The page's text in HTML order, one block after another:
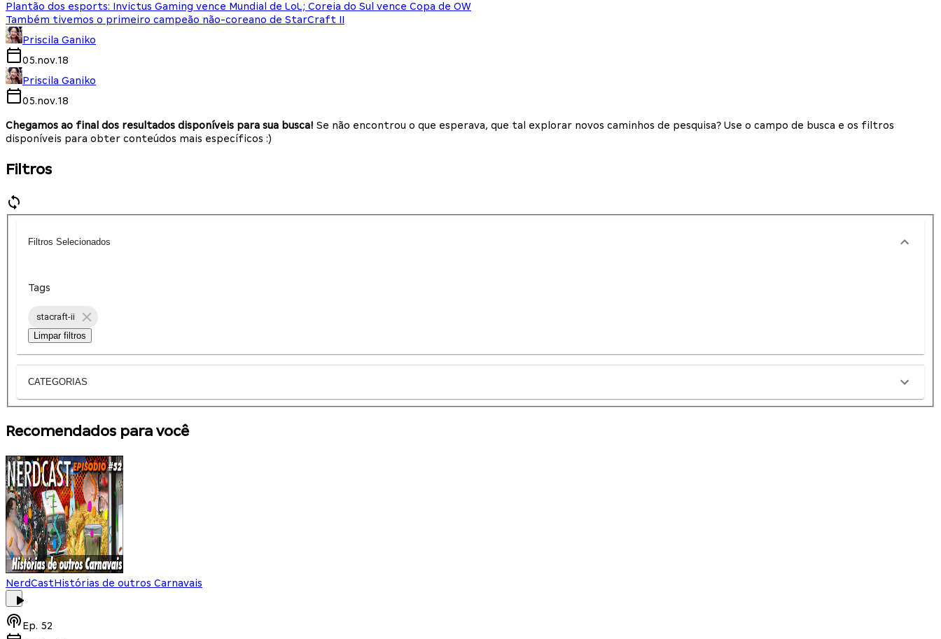
Plantão dos esports: Invictus Gaming vence Mundial de LoL; Coreia do Sul vence Copa de OW
Também tivemos o primeiro campeão não-coreano de StarCraft II
Priscila Ganiko
05.nov.18
Priscila Ganiko
05.nov.18
Chegamos ao final dos resultados disponíveis para sua busca! Se não encontrou o que esperava, que tal explorar novos caminhos de pesquisa? Use o campo de busca e os filtros
disponíveis para obter conteúdos mais específicos :)
Filtros
Filtros Selecionados
Tags
stacraft-ii
Limpar filtros
CATEGORIAS
Recomendados para você
NerdCastHistórias de outros Carnavais
Ep. 52